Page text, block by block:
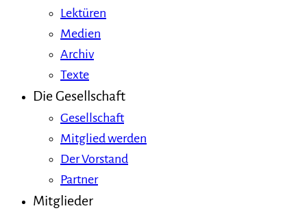
Lektüren
Medien
Archiv
Texte
Die Gesellschaft
Gesellschaft
Mitglied werden
Der Vorstand
Partner
Mitglieder